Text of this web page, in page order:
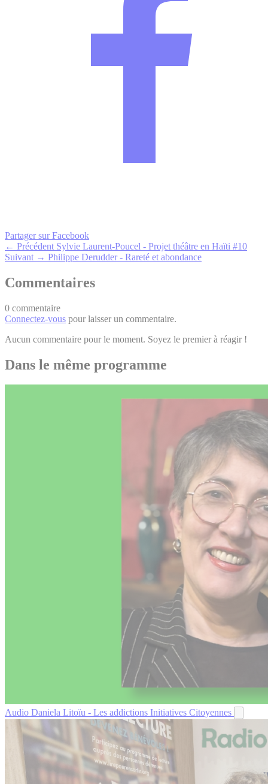
Partager sur Facebook
← Précédent Sylvie Laurent-Poucel - Projet théâtre en Haïti #10
Suivant → Philippe Derudder - Rareté et abondance
Commentaires
0 commentaire
Connectez-vous pour laisser un commentaire.
Aucun commentaire pour le moment. Soyez le premier à réagir !
Dans le même programme
Audio Daniela Litoïu - Les addictions Initiatives Citoyennes